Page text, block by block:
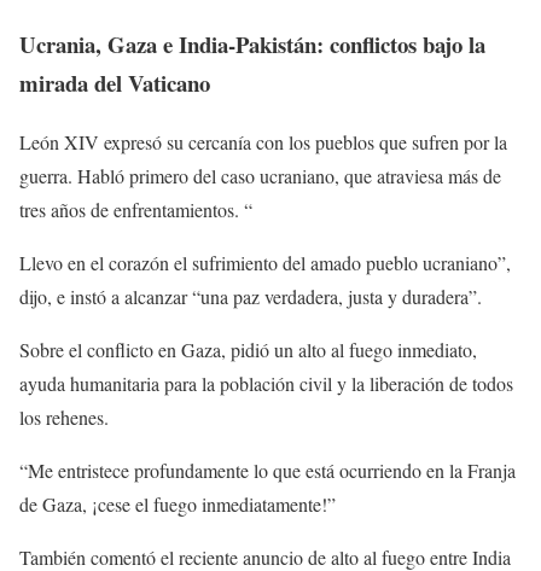
Ucrania, Gaza e India-Pakistán: conflictos bajo la
mirada del Vaticano
León XIV expresó su cercanía con los pueblos que sufren por la
guerra. Habló primero del caso ucraniano, que atraviesa más de
tres años de enfrentamientos. “
Llevo en el corazón el sufrimiento del amado pueblo ucraniano”,
dijo, e instó a alcanzar “una paz verdadera, justa y duradera”.
Sobre el conflicto en Gaza, pidió un alto al fuego inmediato,
ayuda humanitaria para la población civil y la liberación de todos
los rehenes.
“Me entristece profundamente lo que está ocurriendo en la Franja
de Gaza, ¡cese el fuego inmediatamente!”
También comentó el reciente anuncio de alto al fuego entre India